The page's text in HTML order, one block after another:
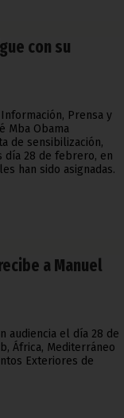
con su
Prensa y
Mba Obama
de sensibilización,
día 28 de febrero, en
han sido asignadas.
a Manuel
audiencia el día 28 de
África, Mediterráneo
Exteriores de